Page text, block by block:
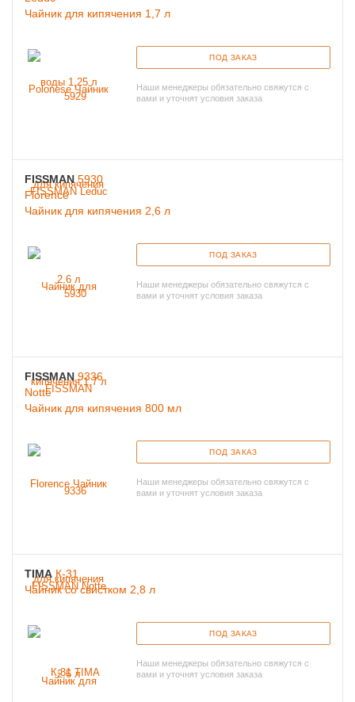
Чайник для кипячения 1,7 л
ПОД ЗАКАЗ
Наши менеджеры обязательно свяжутся с
вами и уточнят условия заказа
FISSMAN 5930
Florence
Чайник для кипячения 2,6 л
ПОД ЗАКАЗ
Наши менеджеры обязательно свяжутся с
вами и уточнят условия заказа
FISSMAN 9336
Notte
Чайник для кипячения 800 мл
ПОД ЗАКАЗ
Наши менеджеры обязательно свяжутся с
вами и уточнят условия заказа
TIMA К-31
Чайник со свистком 2,8 л
ПОД ЗАКАЗ
Наши менеджеры обязательно свяжутся с
вами и уточнят условия заказа